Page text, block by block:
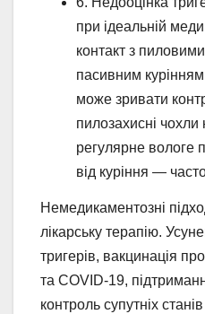
при ідеальній
контакт з
пасивним
може зривати
пилозахисні
регулярне вологе
від куріння —
Немедикаментозні
лікарську терапію.
тригерів, вакцинація
та COVID-19,
контроль супутніх